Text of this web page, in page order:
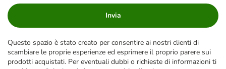
Invia
Questo spazio è stato creato per consentire ai nostri clienti di
scambiare le proprie esperienze ed esprimere il proprio parere sui
prodotti acquistati. Per eventuali dubbi o richieste di informazioni ti